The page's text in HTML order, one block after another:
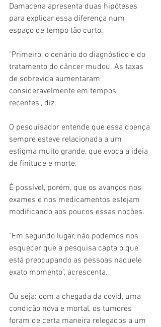
Damacena apresenta duas hipóteses
para explicar essa diferença num
espaço de tempo tão curto.
"Primeiro, o cenário do diagnóstico e do
tratamento do câncer mudou. As taxas
de sobrevida aumentaram
consideravelmente em tempos
recentes", diz.
O pesquisador entende que essa doença
sempre esteve relacionada a um
estigma muito grande, que evoca a ideia
de finitude e morte.
É possível, porém, que os avanços nos
exames e nos medicamentos estejam
modificando aos poucos essas noções.
"Em segundo lugar, não podemos nos
esquecer que a pesquisa capta o que
está preocupando as pessoas naquele
exato momento", acrescenta.
Ou seja: com a chegada da covid, uma
condição nova e mortal, os tumores
foram de certa maneira relegados a um